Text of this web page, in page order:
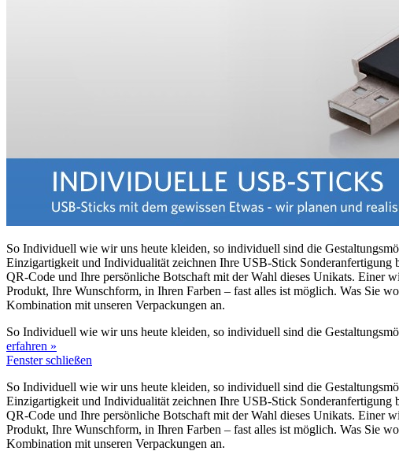
So Individuell wie wir uns heute kleiden, so individuell sind die
Einzigartigkeit und Individualität zeichnen Ihre USB-Stick Sonderanfertigung
QR-Code und Ihre persönliche Botschaft mit der Wahl dieses Unikats.
Produkt, Ihre Wunschform, in Ihren Farben – fast alles ist möglich. Was Sie
Kombination mit unseren Verpackungen an.
So Individuell wie wir uns heute kleiden, so individuell sind die
erfahren »
Fenster schließen
So Individuell wie wir uns heute kleiden, so individuell sind die
Einzigartigkeit und Individualität zeichnen Ihre USB-Stick Sonderanfertigung
QR-Code und Ihre persönliche Botschaft mit der Wahl dieses Unikats.
Produkt, Ihre Wunschform, in Ihren Farben – fast alles ist möglich. Was Sie
Kombination mit unseren Verpackungen an.